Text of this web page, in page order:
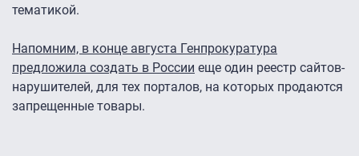
тематикой.
Напомним, в конце августа Генпрокуратура
предложила создать в России еще один реестр сайтов-
нарушителей, для тех порталов, на которых продаются
запрещенные товары.